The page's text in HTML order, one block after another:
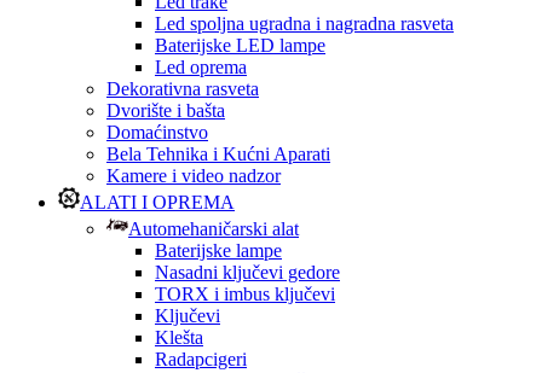
Led spoljna ugradna i nagradna rasveta
Baterijske LED lampe
Led oprema
Dekorativna rasveta
Dvorište i bašta
Domaćinstvo
Bela Tehnika i Kućni Aparati
Kamere i video nadzor
ALATI I OPREMA
Automehaničarski alat
Baterijske lampe
Nasadni ključevi gedore
TORX i imbus ključevi
Ključevi
Klešta
Radapcigeri